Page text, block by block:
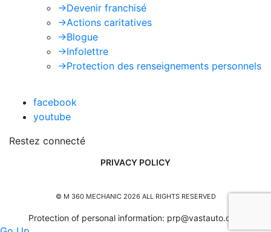
->Devenir franchisé
->Actions caritatives
->Blogue
->Infolettre
->Protection des renseignements personnels
facebook
youtube
Restez connecté
PRIVACY POLICY
© M 360 MECHANIC 2026 ALL RIGHTS RESERVED
Protection of personal information: prp@vastauto.com